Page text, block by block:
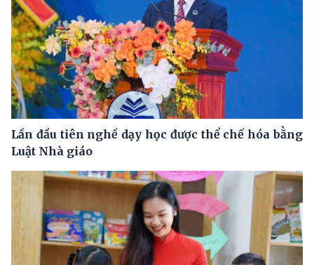
Lần đầu tiên nghề dạy học được thể chế hóa bằng
Luật Nhà giáo